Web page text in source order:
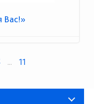
Вас!»
... 11